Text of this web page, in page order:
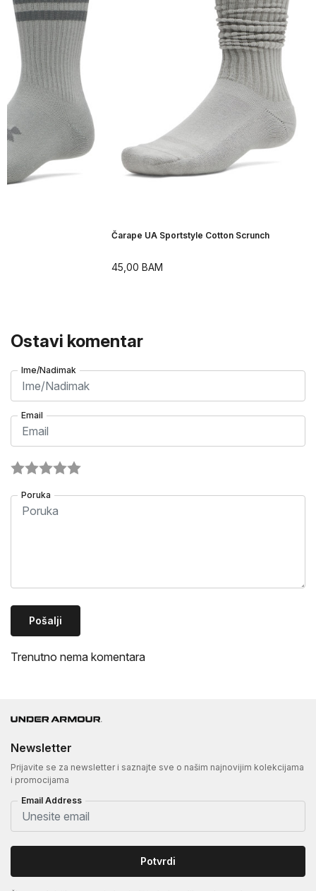
Čarape UA Sportstyle Cotton Scrunch
45,00 BAM
Ostavi komentar
Ime/Nadimak
Email
Poruka
Pošalji
Trenutno nema komentara
Newsletter
Prijavite se za newsletter i saznajte sve o našim najnovijim kolekcijama
i promocijama
Email Address
Potvrdi